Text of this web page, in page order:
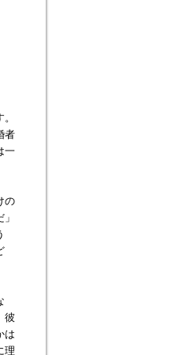
者
一
の
彼
は
理